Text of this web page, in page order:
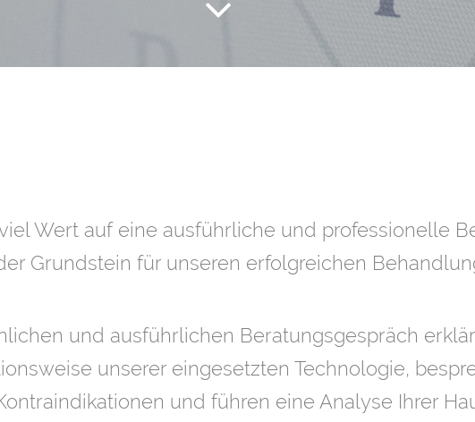
Wert auf eine ausführliche und professionelle
Grundstein für unseren erfolgreichen
und ausführlichen Beratungsgespräch
unserer eingesetzten Technologie,
und führen eine Analyse Ihrer